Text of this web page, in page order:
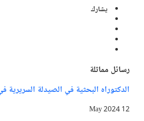
يشارك
رسائل مماثلة
الدكتوراه البحثية في الصيدلة السريرية في ايران
12 May 2024